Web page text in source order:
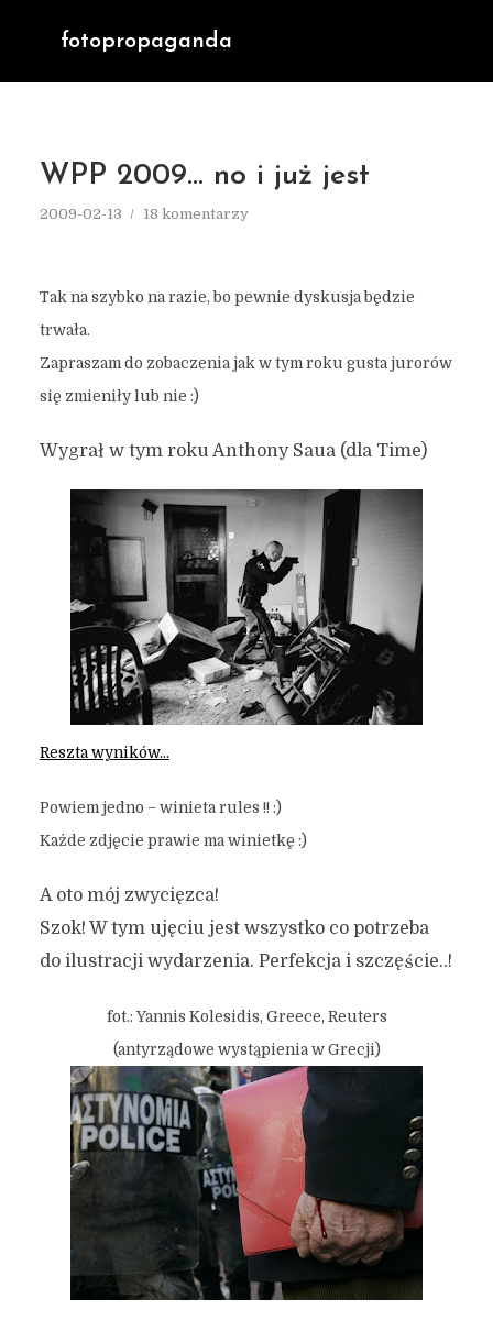
fotopropaganda
WPP 2009… no i już jest
2009-02-13 18 komentarzy
Tak na szybko na razie, bo pewnie dyskusja będzie
trwała.
Zapraszam do zobaczenia jak w tym roku gusta jurorów
się zmieniły lub nie :)
Wygrał w tym roku Anthony Saua (dla Time)
Reszta wyników…
Powiem jedno – winieta rules !! :)
Każde zdjęcie prawie ma winietkę :)
A oto mój zwycięzca!
Szok! W tym ujęciu jest wszystko co potrzeba
do ilustracji wydarzenia. Perfekcja i szczęście..!
fot.: Yannis Kolesidis, Greece, Reuters
(antyrządowe wystąpienia w Grecji)